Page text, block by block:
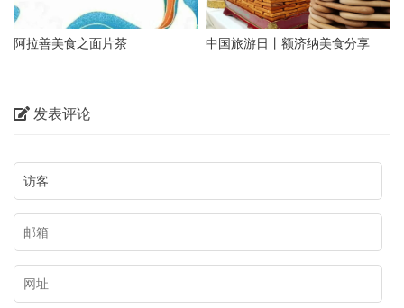
阿拉善美食之面片茶 中国旅游日丨额济纳美食分享
发表评论